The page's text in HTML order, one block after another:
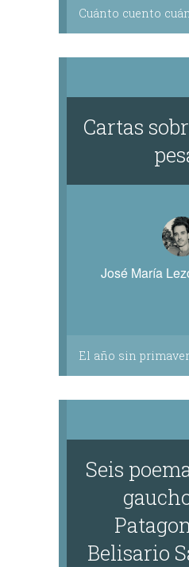
Cuánto cuento
Cartas
José María
El año sin
Seis
Belisario